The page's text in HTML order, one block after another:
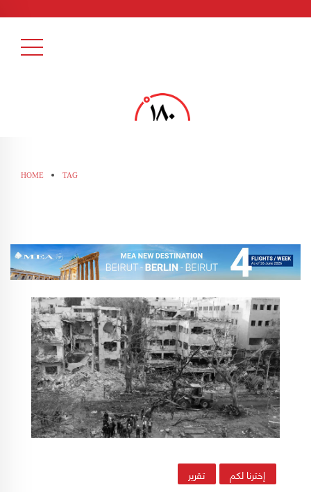
HOME TAG
إخترنا لكم تقرير